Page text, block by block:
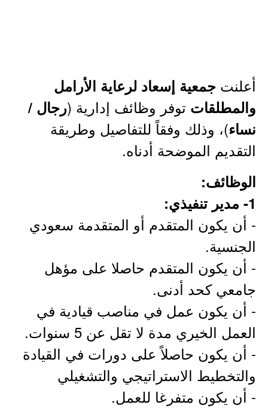
أعلنت جمعية إسعاد لرعاية الأرامل
والمطلقات توفر وظائف إدارية (رجال /
نساء)، وذلك وفقاً للتفاصيل وطريقة
التقديم الموضحة أدناه.
الوظائف:
1- مدير تنفيذي:
- أن يكون المتقدم أو المتقدمة سعودي
الجنسية.
- أن يكون المتقدم حاصلا على مؤهل
جامعي كحد أدنى.
- أن يكون عمل في مناصب قيادية في
العمل الخيري مدة لا تقل عن 5 سنوات.
- أن يكون حاصلاً على دورات في القيادة
والتخطيط الاستراتيجي والتشغيلي
- أن يكون متفرغا للعمل.